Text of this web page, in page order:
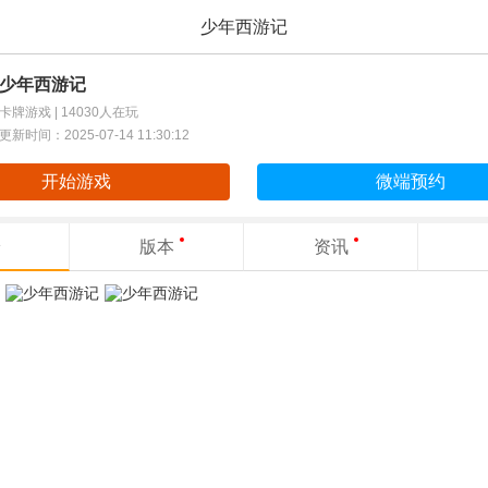
少年西游记
少年西游记
卡牌游戏 | 14030人在玩
更新时间：2025-07-14 11:30:12
开始游戏 微端预约
版本 资讯